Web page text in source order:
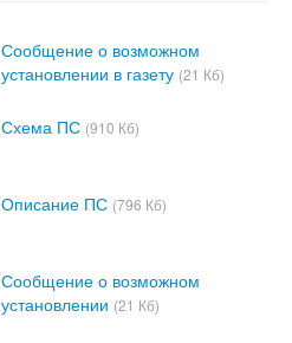
Сообщение о возможном
установлении в газету (21 Кб)
Схема ПС (910 Кб)
Описание ПС (796 Кб)
Сообщение о возможном
установлении (21 Кб)